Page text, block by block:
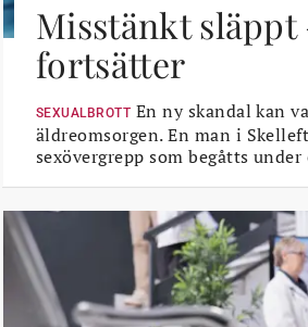
Misstänkt
fortsätter
SEXUALBROTT En ny skandal kan
äldreomsorgen. En man i
sexövergrepp som begåtts